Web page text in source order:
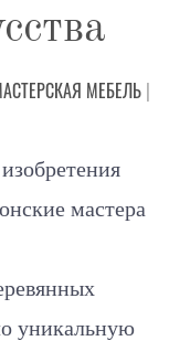
МЕБЕЛЬ |
мастера
уникальную